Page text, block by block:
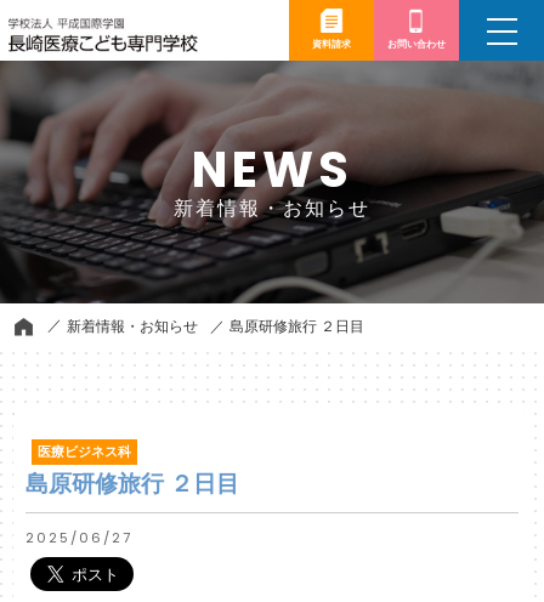
資料請求 お問い合わせ
toggle
NEWS
新着情報・お知らせ
新着情報・お知らせ 島原研修旅行 ２日目
医療ビジネス科
島原研修旅行 ２日目
2025/06/27